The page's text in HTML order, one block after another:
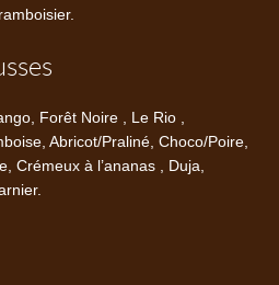
Forêt Noire , Le Rio ,
Abricot/Praliné, Choco/Poire,
Crémeux à l’ananas , Duja,